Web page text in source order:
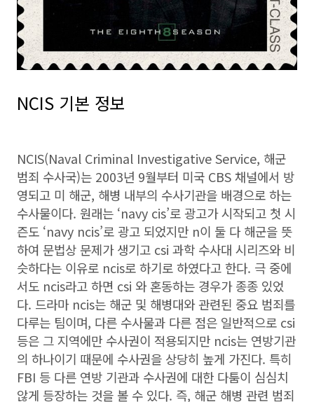
NCIS 기본 정보
NCIS(Naval Criminal Investigative Service, 해군
범죄 수사국)는 2003년 9월부터 미국 CBS 채널에서 방
영되고 미 해군, 해병 내부의 수사기관을 배경으로 하는
수사물이다. 원래는 ‘navy cis’로 광고가 시작되고 첫 시
즌도 ‘navy ncis’로 광고 되었지만 n이 둘 다 해군을 뜻
하여 문법상 문제가 생기고 csi 과학 수사대 시리즈와 비
슷하다는 이유로 ncis로 하기로 하였다고 한다. 극 중에
서도 ncis라고 하면 csi 와 혼동하는 경우가 종종 있었
다. 드라마 ncis는 해군 및 해병대와 관련된 중요 범죄를
다루는 팀이며, 다른 수사물과 다른 점은 일반적으로 csi
등은 그 지역에만 수사권이 적용되지만 ncis는 연방기관
의 하나이기 때문에 수사권을 상당히 높게 가진다. 특히
FBI 등 다른 연방 기관과 수사권에 대한 다툼이 심심치
않게 등장하는 것을 볼 수 있다. 즉, 해군 해병 관련 범죄